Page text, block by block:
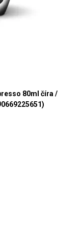
80ml číra /